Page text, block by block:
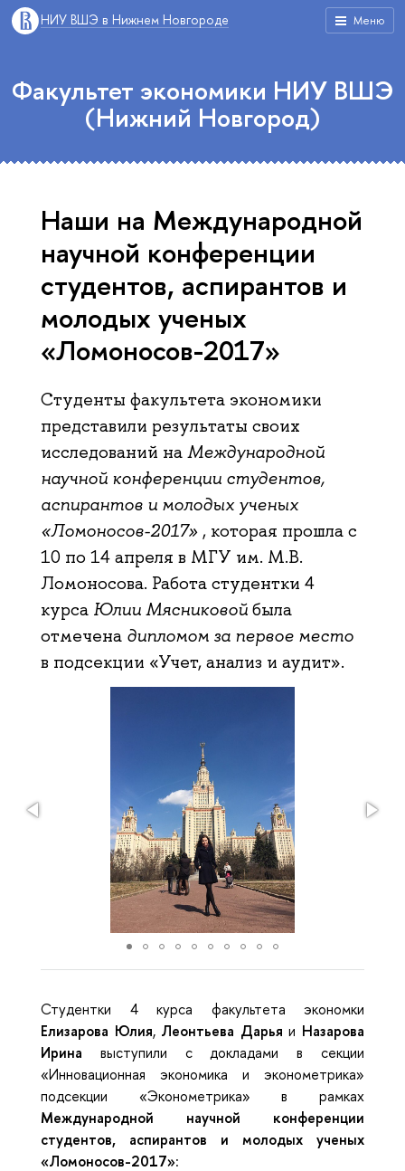
Меню
НИУ ВШЭ в Нижнем Новгороде
Факультет экономики НИУ ВШЭ
(Нижний Новгород)
Наши на Международной
научной конференции
студентов, аспирантов и
молодых ученых
«Ломоносов-2017»
Студенты факультета экономики
представили результаты своих
исследований на Международной
научной конференции студентов,
аспирантов и молодых ученых
«Ломоносов-2017» , которая прошла с
10 по 14 апреля в МГУ им. М.В.
Ломоносова. Работа студентки 4
курса Юлии Мясниковой была
отмечена дипломом за первое место
в подсекции «Учет, анализ и аудит».
Студентки 4 курса факультета экономки
Елизарова Юлия, Леонтьева Дарья и Назарова
Ирина выступили с докладами в секции
«Инновационная экономика и эконометрика»
подсекции «Эконометрика» в рамках
Международной научной конференции
студентов, аспирантов и молодых ученых
«Ломоносов-2017»: